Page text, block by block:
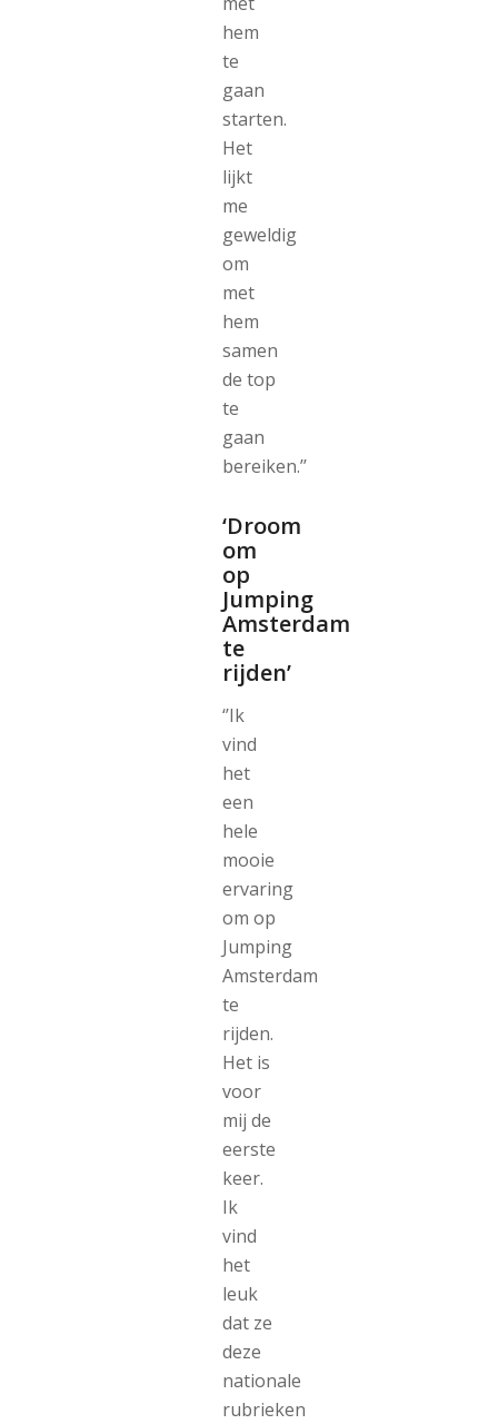
hem
te
gaan
starten.
Het
lijkt
me
geweldig
om
met
hem
samen
de top
te
gaan
bereiken.’’
‘Droom
om
op
Jumping
Amsterdam
te
rijden’
‘’Ik
vind
het
een
hele
mooie
ervaring
om op
Jumping
Amsterdam
te
rijden.
Het is
voor
mij de
eerste
keer.
Ik
vind
het
leuk
dat ze
deze
nationale
rubrieken